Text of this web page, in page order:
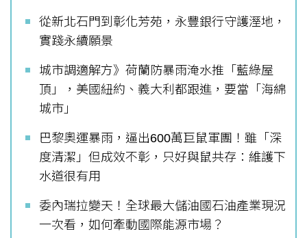
從新北石門到彰化芳苑，永豐銀行守護溼地，
實踐永續願景
城市調適解方》荷蘭防暴雨淹水推「藍綠屋
頂」，美國紐約、義大利都跟進，要當「海綿
城市」
巴黎奧運暴雨，逼出600萬巨鼠軍團！雖「深
度清潔」但成效不彰，只好與鼠共存：維護下
水道很有用
委內瑞拉變天！全球最大儲油國石油產業現況
一次看，如何牽動國際能源市場？